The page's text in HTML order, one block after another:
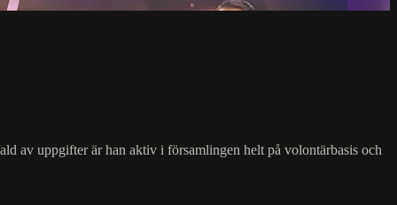
av uppgifter är han aktiv i församlingen helt på volontärbasis och